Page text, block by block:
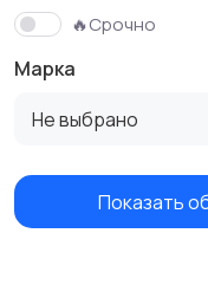
🔥Срочно
Марка
Не выбрано
Показать